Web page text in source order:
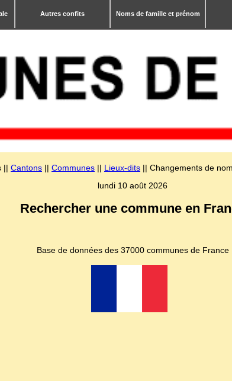
Autres confits Noms de famille et prénom
|| Cantons || Communes || Lieux-dits || Changements de
lundi 10 août 2026
Rechercher une commune en
Base de données des 37000 communes de France